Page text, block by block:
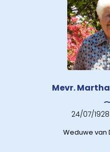
Mevr.
24/07/
Weduwe van